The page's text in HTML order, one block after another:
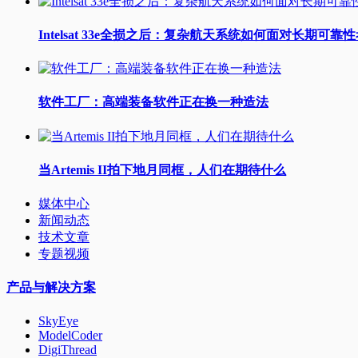
Intelsat 33e全损之后：复杂航天系统如何面对长期可靠
软件工厂：高端装备软件正在换一种造法
当Artemis II拍下地月同框，人们在期待什么
媒体中心
新闻动态
技术文章
专题视频
产品与解决方案
SkyEye
ModelCoder
DigiThread